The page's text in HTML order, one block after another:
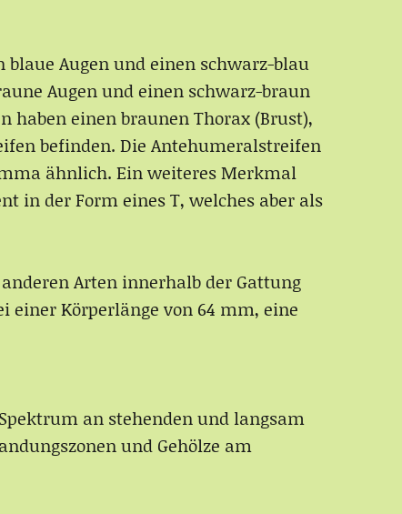
Augen und einen schwarz-blau
Augen und einen schwarz-braun
einen braunen Thorax (Brust),
befinden. Die Antehumeralstreifen
ähnlich. Ein weiteres Merkmal
in der Form eines T, welches aber als
Arten innerhalb der Gattung
Körperlänge von 64 mm, eine
an stehenden und langsam
und Gehölze am